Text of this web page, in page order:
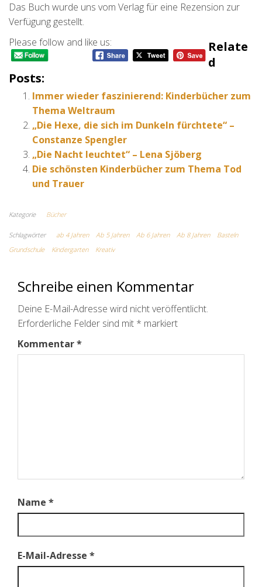
Das Buch wurde uns vom Verlag für eine Rezension zur
Verfügung gestellt.
Please follow and like us:
Relate
D
Posts:
Immer wieder faszinierend: Kinderbücher zum
Thema Weltraum
„Die Hexe, die sich im Dunkeln fürchtete“ –
Constanze Spengler
„Die Nacht leuchtet“ – Lena Sjöberg
Die schönsten Kinderbücher zum Thema Tod
und Trauer
Kategorie Bücher
Schlagwörter ab 4 Jahren Ab 5 Jahren Ab 6 Jahren Ab 8 Jahren
Basteln
Grundschule
Kindergarten Kreativ
Schreibe einen Kommentar
Deine E-Mail-Adresse wird nicht veröffentlicht.
Erforderliche Felder sind mit * markiert
Kommentar*
Name *
E-Mail-Adresse *